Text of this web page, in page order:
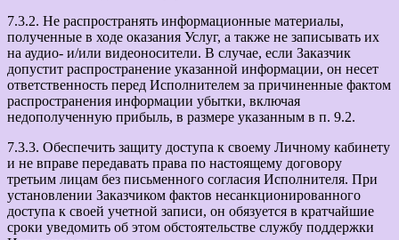
7.3.2. Не распространять информационные материалы,
полученные в ходе оказания Услуг, а также не записывать их
на аудио- и/или видеоносители. В случае, если Заказчик
допустит распространение указанной информации, он несет
ответственность перед Исполнителем за причиненные фактом
распространения информации убытки, включая
недополученную прибыль, в размере указанным в п. 9.2.
7.3.3. Обеспечить защиту доступа к своему Личному кабинету
и не вправе передавать права по настоящему договору
третьим лицам без письменного согласия Исполнителя. При
установлении Заказчиком фактов несанкционированного
доступа к своей учетной записи, он обязуется в кратчайшие
сроки уведомить об этом обстоятельстве службу поддержки